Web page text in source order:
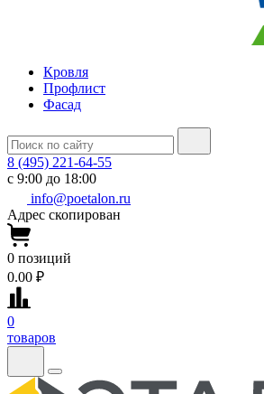
Кровля
Профлист
Фасад
8 (495) 221-64-55
с 9:00 до 18:00
info@poetalon.ru
Адрес скопирован
0 позиций
0.00 ₽
0
товаров